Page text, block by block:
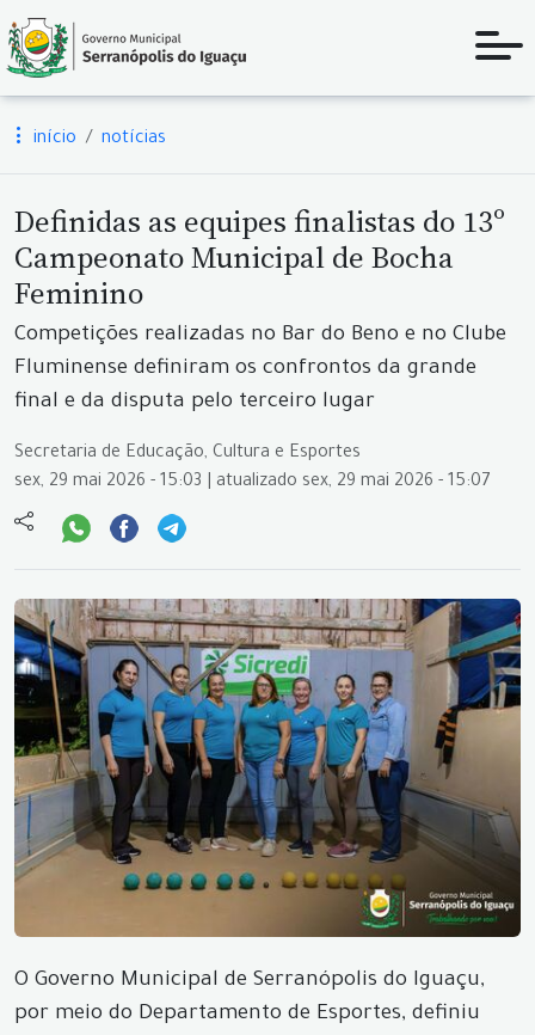
início notícias
Definidas as equipes finalistas do 13º
Campeonato Municipal de Bocha
Feminino
Competições realizadas no Bar do Beno e no Clube
Fluminense definiram os confrontos da grande
final e da disputa pelo terceiro lugar
Secretaria de Educação, Cultura e Esportes
sex, 29 mai 2026 - 15:03 | atualizado sex, 29 mai 2026 - 15:07
O Governo Municipal de Serranópolis do Iguaçu,
por meio do Departamento de Esportes, definiu